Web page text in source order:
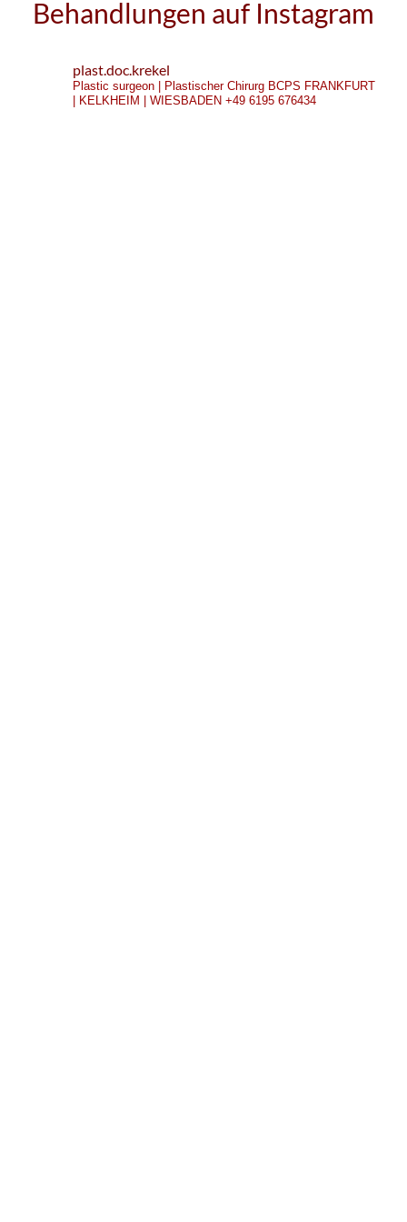
Behandlungen auf Instagram
plast.doc.krekel
Plastic surgeon | Plastischer Chirurg BCPS FRANKFURT
| KELKHEIM | WIESBADEN +49 6195 676434